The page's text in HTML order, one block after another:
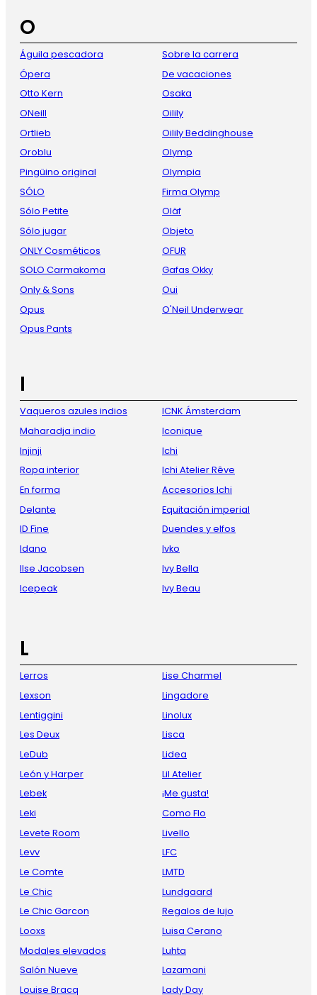
O
Águila pescadora
Ópera
Otto Kern
ONeill
Ortlieb
Oroblu
Pingüino original
SÓLO
Sólo Petite
Sólo jugar
ONLY Cosméticos
SOLO Carmakoma
Only & Sons
Opus
Opus Pants
Sobre la carrera
De vacaciones
Osaka
Oilily
Oilily Beddinghouse
Olymp
Olympia
Firma Olymp
Oläf
Objeto
OFUR
Gafas Okky
Oui
O'Neil Underwear
I
Vaqueros azules indios
Maharadja indio
Injinji
Ropa interior
En forma
Delante
ID Fine
Idano
Ilse Jacobsen
Icepeak
ICNK Ámsterdam
Iconique
Ichi
Ichi Atelier Rêve
Accesorios Ichi
Equitación imperial
Duendes y elfos
Ivko
Ivy Bella
Ivy Beau
L
Lerros
Lexson
Lentiggini
Les Deux
LeDub
León y Harper
Lebek
Leki
Levete Room
Levv
Le Comte
Le Chic
Le Chic Garcon
Looxs
Modales elevados
Salón Nueve
Louise Bracq
Lise Charmel
Lingadore
Linolux
Lisca
Lidea
Lil Atelier
¡Me gusta!
Como Flo
Livello
LFC
LMTD
Lundgaard
Regalos de lujo
Luisa Cerano
Luhta
Lazamani
Lady Day